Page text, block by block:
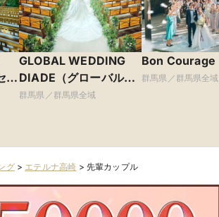
ン
GLOBAL WEDDING
DIADE（グローバル
ウエディング ディ
群馬県／群馬県全域
Bon Courage
群馬県／群馬県全域
グ> エテルナ高崎 > 先輩カップル